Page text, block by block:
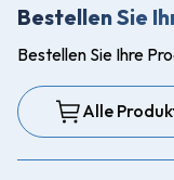
Bestellen Sie
Bestellen Sie Ihre
Alle